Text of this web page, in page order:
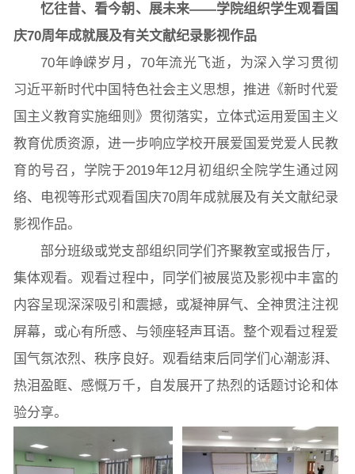
院长致词 学院简介 现任领导 各系介绍
院党委 院行政 院工会 教授委员会
教学科研岗 行政管理岗 教学思政岗 实验教辅岗
本科教育 研究生教育 继续教育
科研概况
忆往昔、看今朝、展未来——学院组织学生观看国
庆70周年成就展及有关文献纪录影视作品
70年峥嵘岁月，70年流光飞逝，为深入学习贯彻
习近平新时代中国特色社会主义思想，推进《新时代爱
国主义教育实施细则》贯彻落实，立体式运用爱国主义
教育优质资源，进一步响应学校开展爱国爱党爱人民教
育的号召，学院于2019年12月初组织全院学生通过网
络、电视等形式观看国庆70周年成就展及有关文献纪录
影视作品。
部分班级或党支部组织同学们齐聚教室或报告厅，
集体观看。观看过程中，同学们被展览及影视中丰富的
内容呈现深深吸引和震撼，或凝神屏气、全神贯注注视
屏幕，或心有所感、与领座轻声耳语。整个观看过程爱
国气氛浓烈、秩序良好。观看结束后同学们心潮澎湃、
热泪盈眶、感慨万千，自发展开了热烈的话题讨论和体
验分享。